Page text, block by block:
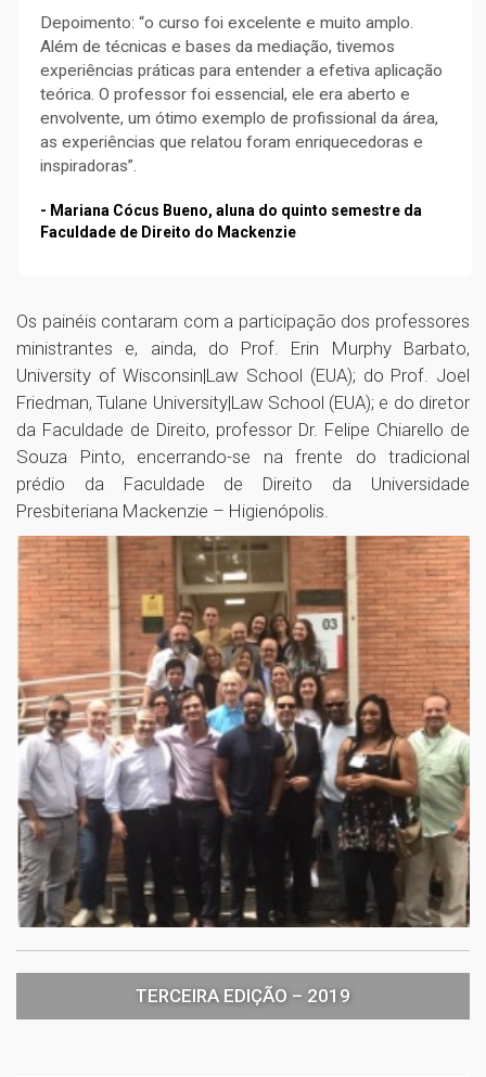
Depoimento: “o curso foi excelente e muito amplo.
Além de técnicas e bases da mediação, tivemos
experiências práticas para entender a efetiva aplicação
teórica. O professor foi essencial, ele era aberto e
envolvente, um ótimo exemplo de profissional da área,
as experiências que relatou foram enriquecedoras e
inspiradoras”.
- Mariana Cócus Bueno, aluna do quinto semestre da
Faculdade de Direito do Mackenzie
Os painéis contaram com a participação dos professores
ministrantes e, ainda, do Prof. Erin Murphy Barbato,
University of Wisconsin|Law School (EUA); do Prof. Joel
Friedman, Tulane University|Law School (EUA); e do diretor
da Faculdade de Direito, professor Dr. Felipe Chiarello de
Souza Pinto, encerrando-se na frente do tradicional
prédio da Faculdade de Direito da Universidade
Presbiteriana Mackenzie – Higienópolis.
TERCEIRA EDIÇÃO – 2019